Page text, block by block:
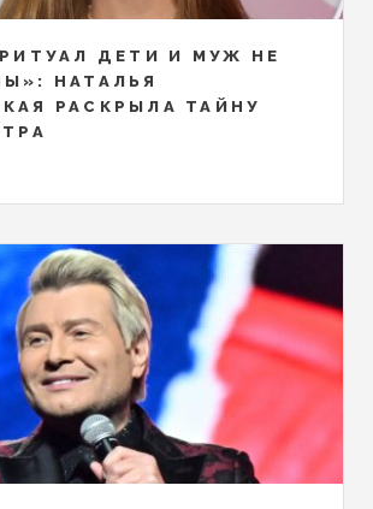
ДЕТИ И МУЖ НЕ
НАТАЛЬЯ
РАСКРЫЛА ТАЙНУ